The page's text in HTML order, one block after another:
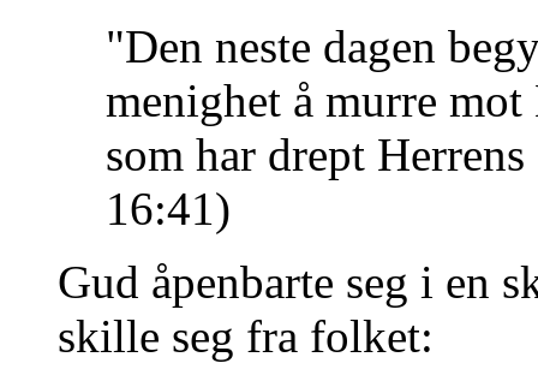
"Den neste dagen
menighet å murre
som har drept
16:41)
Gud åpenbarte seg i en
skille seg fra folket: